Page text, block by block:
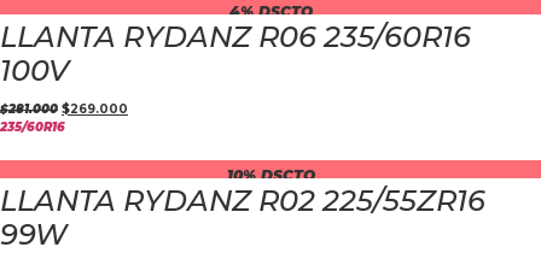
4% DSCTO
LLANTA RYDANZ R06 235/60R16
100V
$281.000 $269.000
235/60R16
10% DSCTO
LLANTA RYDANZ R02 225/55ZR16
99W